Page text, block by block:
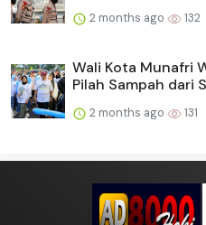
2 months ago 132
Wali Kota Munafri
Pilah Sampah dari
2 months ago 131